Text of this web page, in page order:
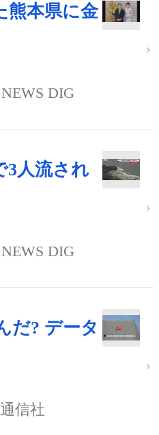
熊本県に金
DIG
3人流され
DIG
だ? データ
信社